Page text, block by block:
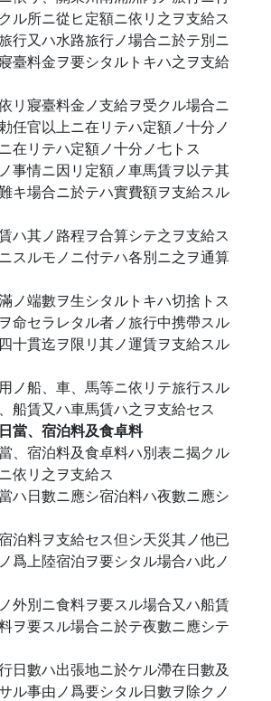
ル所ニ從ヒ定額ニ依リ之ヲ支給ス
行又ハ水路旅行ノ場合ニ於テ別ニ
臺料金ヲ要シタルトキハ之ヲ支給
リ寢臺料金ノ支給ヲ受クル場合ニ
任官以上ニ在リテハ定額ノ十分ノ
在リテハ定額ノ十分ノ七トス
事情ニ因リ定額ノ車馬賃ヲ以テ其
キ場合ニ於テハ實費額ヲ支給スル
ハ其ノ路程ヲ合算シテ之ヲ支給ス
スルモノニ付テハ各別ニ之ヲ通算
ノ端數ヲ生シタルトキハ切捨トス
命セラレタル者ノ旅行中携帶スル
十貫迄ヲ限リ其ノ運賃ヲ支給スル
ノ船、車、馬等ニ依リテ旅行スル
船賃又ハ車馬賃ハ之ヲ支給セス
當、宿泊料及食卓料
、宿泊料及食卓料ハ別表ニ揭クル
依リ之ヲ支給ス
ハ日數ニ應シ宿泊料ハ夜數ニ應シ
泊料ヲ支給セス但シ天災其ノ他已
爲上陸宿泊ヲ要シタル場合ハ此ノ
外別ニ食料ヲ要スル場合又ハ船賃
ヲ要スル場合ニ於テ夜數ニ應シテ
日數ハ出張地ニ於ケル滯在日數及
ル事由ノ爲要シタル日數ヲ除クノ